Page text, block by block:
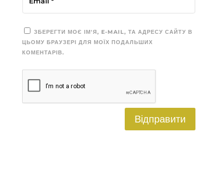
ЗБЕРЕГТИ МОЄ ІМ'Я, E-MAIL, ТА АДРЕСУ САЙТУ В
ЦЬОМУ БРАУЗЕРІ ДЛЯ МОЇХ ПОДАЛЬШИХ
КОМЕНТАРІВ.
Відправити